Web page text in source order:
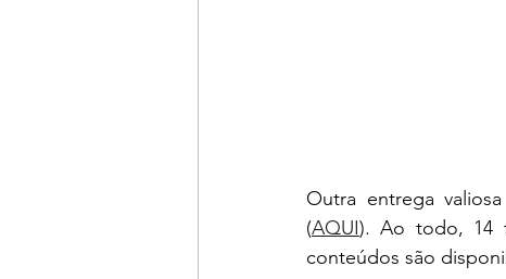
Outra entrega
(AQUI). Ao todo, 14
conteúdos são